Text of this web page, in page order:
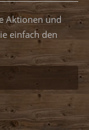
Aktionen und
einfach den